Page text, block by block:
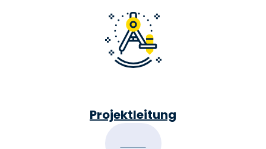
Projektleitung